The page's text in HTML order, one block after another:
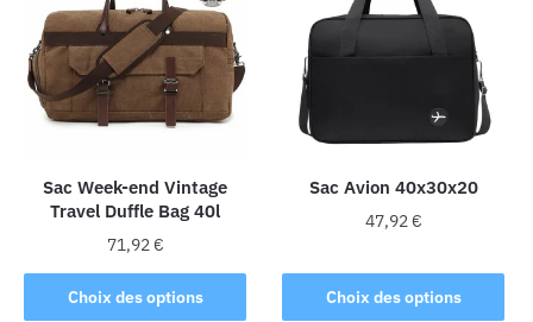
Sac Week-end Vintage
Travel Duffle Bag 40l
71,92€
Choix des options
Ce
Sac Avion 40x30x20
47,92€
Choix des options
produit